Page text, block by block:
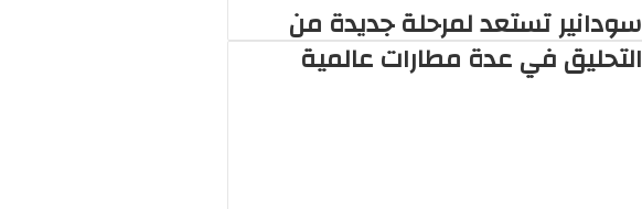
سودانير تستعد لمرحلة جديدة من
التحليق في عدة مطارات عالمية